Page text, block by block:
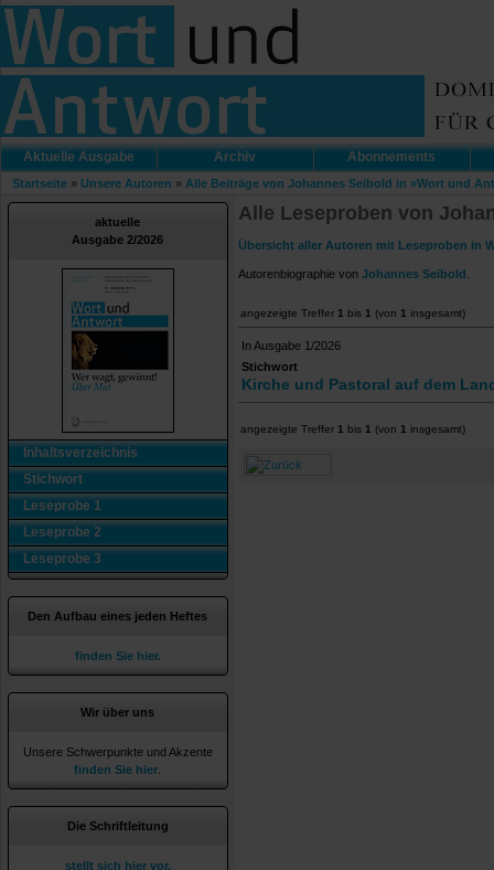
Aktuelle Ausgabe Archiv Abonnements
Startseite » Unsere Autoren » Alle Beiträge von Johannes Seibold in »Wort und
aktuelle
Ausgabe 2/2026
Inhaltsverzeichnis
Stichwort
Leseprobe 1
Leseprobe 2
Leseprobe 3
Den Aufbau eines jeden Heftes
finden Sie hier.
Wir über uns
Unsere Schwerpunkte und Akzente
finden Sie hier
Die Schriftleitung
stellt sich hier vor.
Alle Leseproben von
Übersicht aller Autoren mit Leseproben in
Autorenbiographie von Johannes Seibold
angezeigte Treffer 1 bis 1 (von 1 insgesamt)
In Ausgabe 1/2026
Stichwort
Kirche und Pastoral auf dem
angezeigte Treffer 1 bis 1 (von 1 insgesamt)